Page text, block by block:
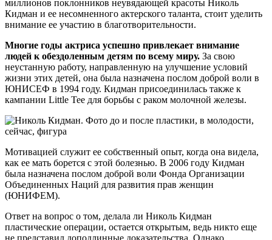
миллионов поклонников неувядающей красоты Николь
Кидман и ее несомненного актерского таланта, стоит уделить
внимание ее участию в благотворительности.
Многие годы актриса успешно привлекает внимание
людей к обездоленным детям по всему миру. За свою
неустанную работу, направленную на улучшение условий
жизни этих детей, она была назначена послом доброй воли в
ЮНИСЕФ в 1994 году. Кидман присоединилась также к
кампании Little Tee для борьбы с раком молочной железы.
Мотивацией служит ее собственный опыт, когда она видела,
как ее мать борется с этой болезнью. В 2006 году Кидман
была назначена послом доброй воли Фонда Организации
Объединенных Наций для развития прав женщин
(ЮНИФЕМ).
Ответ на вопрос о том, делала ли Николь Кидман
пластические операции, остается открытым, ведь никто еще
не представил доподлинные доказательства. Однако